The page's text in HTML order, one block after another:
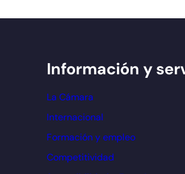
Información y
La Cámara
Internacional
Formación y empleo
Competitividad